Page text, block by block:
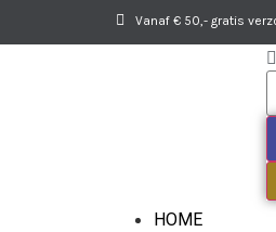
Vanaf € 50,- gratis
HOME